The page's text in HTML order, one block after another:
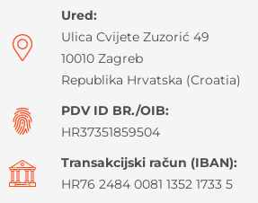
Ured:
Ulica Cvijete Zuzorić 49
10010 Zagreb
Republika Hrvatska (Croatia)
PDV ID BR./OIB:
HR37351859504
Transakcijski račun (IBAN):
HR76 2484 0081 1352 1733 5